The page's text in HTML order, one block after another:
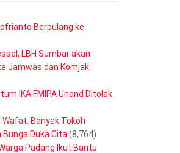
Berpulang ke
LBH Sumbar akan
Jamwas dan Komjak
IKA FMIPA Unand Ditolak
Wafat, Banyak Tokoh
Bunga Duka Cita (8,764)
Padang Ikut Bantu